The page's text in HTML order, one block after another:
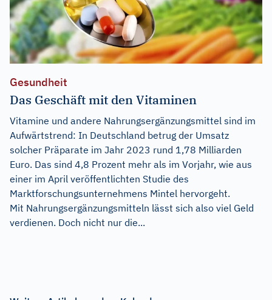
Gesundheit
Das Geschäft mit den Vitaminen
Vitamine und andere Nahrungsergänzungsmittel sind im
Aufwärtstrend: In Deutschland betrug der Umsatz
solcher Präparate im Jahr 2023 rund 1,78 Milliarden
Euro. Das sind 4,8 Prozent mehr als im Vorjahr, wie aus
einer im April veröffentlichten Studie des
Marktforschungsunternehmens Mintel hervorgeht.
Mit Nahrungsergänzungsmitteln lässt sich also viel Geld
verdienen. Doch nicht nur die...